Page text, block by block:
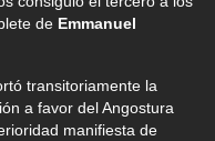
de Emmanuel
transitoriamente la
a favor del Angostura
manifiesta de